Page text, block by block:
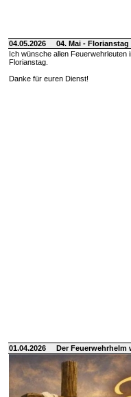
04.05.2026
04. Mai -
Ich wünsche allen Feuerwehrleuten
Florianstag.
Danke für euren Dienst!
01.04.2026 Der